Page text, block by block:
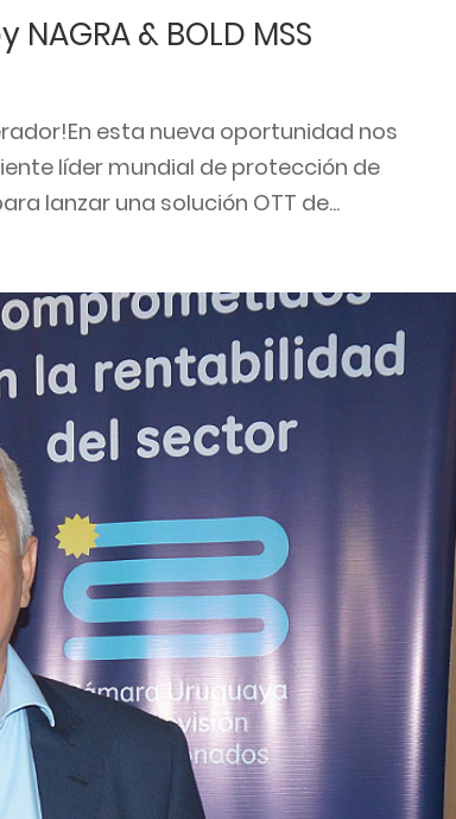
& BOLD MSS
esta nueva oportunidad nos
líder mundial de protección de
lanzar una solución OTT de...